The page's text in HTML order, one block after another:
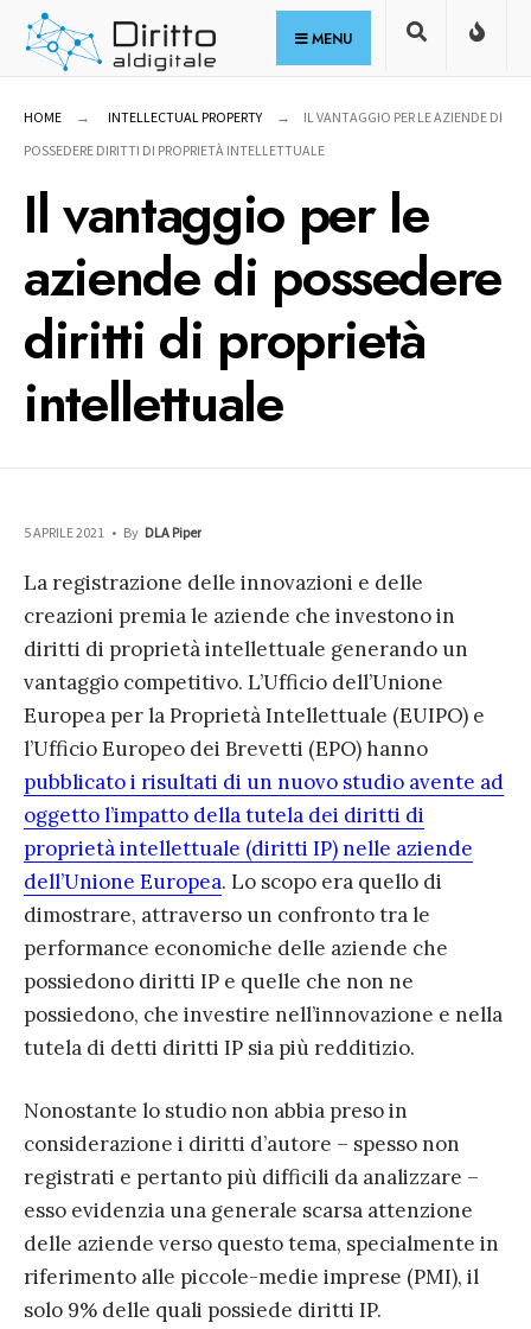
Skip
MENU
HOME INTELLECTUAL PROPERTY
IL VANTAGGIO PER LE AZIENDE DI
POSSEDERE DIRITTI DI PROPRIETÀ INTELLETTUALE
Il vantaggio per le
aziende di possedere
diritti di proprietà
intellettuale
5 APRILE 2021 • By DLA Piper
La registrazione delle innovazioni e delle
creazioni premia le aziende che investono in
diritti di proprietà intellettuale generando un
vantaggio competitivo. L’Ufficio dell’Unione
Europea per la Proprietà Intellettuale (EUIPO) e
l’Ufficio Europeo dei Brevetti (EPO) hanno
pubblicato i risultati di un nuovo studio avente ad
oggetto l’impatto della tutela dei diritti di
proprietà intellettuale (diritti IP) nelle aziende
dell’Unione Europea. Lo scopo era quello di
dimostrare, attraverso un confronto tra le
performance economiche delle aziende che
possiedono diritti IP e quelle che non ne
possiedono, che investire nell’innovazione e nella
tutela di detti diritti IP sia più redditizio.
Nonostante lo studio non abbia preso in
considerazione i diritti d’autore – spesso non
registrati e pertanto più difficili da analizzare –
esso evidenzia una generale scarsa attenzione
delle aziende verso questo tema, specialmente in
riferimento alle piccole-medie imprese (PMI), il
solo 9% delle quali possiede diritti IP.